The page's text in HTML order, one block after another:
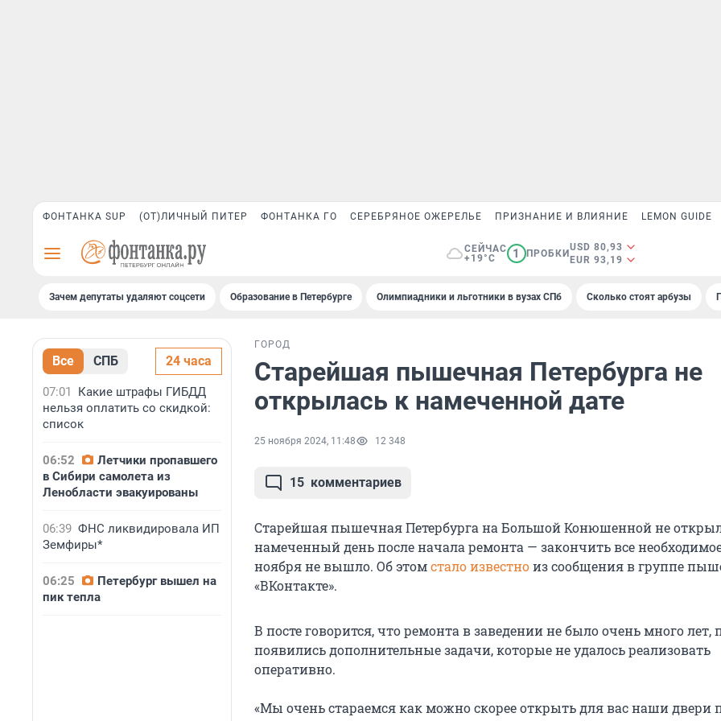
ФОНТАНКА SUP (ОТ)ЛИЧНЫЙ ПИТЕР ФОНТАНКА ГО СЕРЕБРЯНОЕ ОЖЕРЕЛЬЕ ПРИЗНАНИЕ И ВЛИЯНИЕ LEMON GUIDE
СЕЙЧАС
+19°C
1 ПРОБКИ
USD 80,93
EUR 93,19
Зачем депутаты удаляют соцсети Образование в Петербурге Олимпиадники и льготники в вузах СПб Сколько стоят арбузы
Все СПБ 24 часа
07:01
Какие штрафы ГИБДД
нельзя оплатить со скидкой:
список
06:52
Летчики пропавшего
в Сибири самолета из
Ленобласти эвакуированы
06:39 ФНС ликвидировала ИП
Земфиры*
06:25
Петербург вышел на
пик тепла
ГОРОД
Старейшая пышечная Петербурга не
открылась к намеченной дате
25 ноября 2024, 11:48 12 348
15 комментариев
Старейшая пышечная Петербурга на Большой Конюшенной не
намеченный день после начала ремонта — закончить все
ноября не вышло. Об этомстало известноиз сообщения в группе
«ВКонтакте».
В посте говорится, что ремонта в заведении не было очень много лет,
появились дополнительные задачи, которые не удалось реализовать
оперативно.
«Мы очень стараемся как можно скорее открыть для вас наши двери